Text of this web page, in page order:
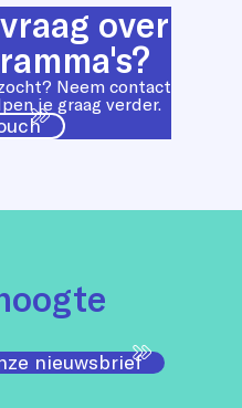
over
Neem contact
je graag verder.
nieuwsbrief